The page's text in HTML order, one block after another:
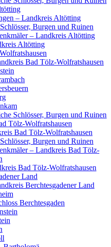
– Landkreis Altötting
Burgen und Ruinen
– Landkreis Altötting
Altötting
Bad Tölz-Wolfratshausen
Schlösser, Burgen und Ruinen
Tölz-Wolfratshausen
Bad Tölz-Wolfratshausen
Burgen und Ruinen
– Landkreis Bad Tölz-
Bad Tölz-Wolfratshausen
Land
Berchtesgadener Land
Berchtesgaden